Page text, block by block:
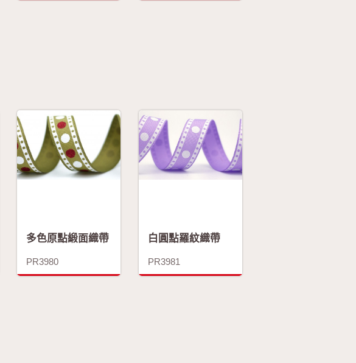
多色原點緞面織帶
PR3980
白圓點羅紋織帶
PR3981